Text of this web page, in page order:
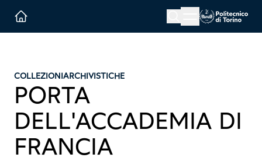
Menu button
COLLEZIONIARCHIVISTICHE
PORTA
DELL'ACCADEMIA DI
FRANCIA